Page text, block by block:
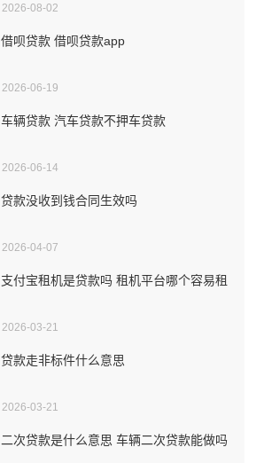
2026-08-02
借呗贷款 借呗贷款app
2026-06-19
车辆贷款 汽车贷款不押车贷款
2026-06-14
贷款没收到钱合同生效吗
2026-04-07
支付宝租机是贷款吗 租机平台哪个容易租
2026-03-21
贷款走非标件什么意思
2026-03-21
二次贷款是什么意思 车辆二次贷款能做吗